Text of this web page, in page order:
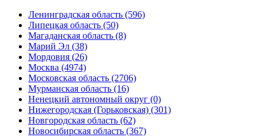
Ленинградская область (596)
Липецкая область (50)
Магаданская область (8)
Марий Эл (38)
Мордовия (26)
Москва (4974)
Московская область (2706)
Мурманская область (16)
Ненецкий автономный округ (0)
Нижегородская (Горьковская) (301)
Новгородская область (62)
Новосибирская область (367)